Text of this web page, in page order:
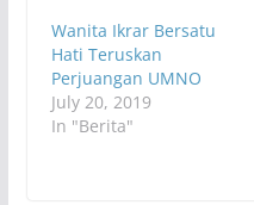
Wanita Ikrar Bersatu
Hati Teruskan
Perjuangan UMNO
July 20, 2019
In "Berita"